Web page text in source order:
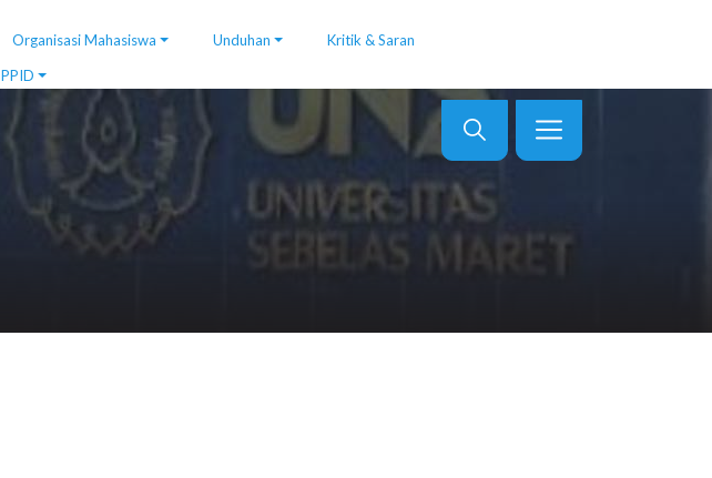
Organisasi Mahasiswa Unduhan
Kritik & Saran
PPID